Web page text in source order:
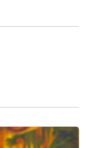
o
m
p